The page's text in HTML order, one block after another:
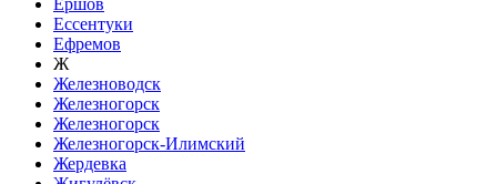
Ессентуки
Ефремов
Ж
Железноводск
Железногорск
Железногорск
Железногорск-Илимский
Жердевка